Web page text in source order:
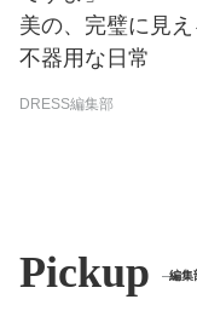
美の、完璧に見
不器用な日常
DRESS編集部
Pickup 編集